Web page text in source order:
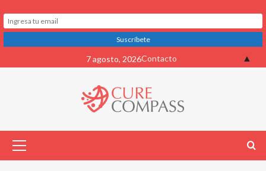
al
7 agosto, 2026Contacto
primario
▲